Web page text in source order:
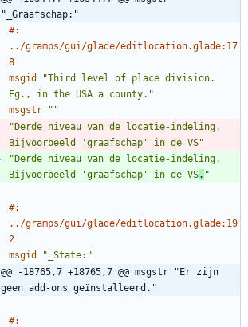
"_Graafschap:"
#:
../gramps/gui/glade/editlocation.glade:17
8
msgid
"Third level of place division.
Eg., in the USA a county."
msgstr
""
"Derde niveau van de locatie-indeling.
Bijvoorbeeld 'graafschap' in de VS"
"Derde niveau van de locatie-indeling.
Bijvoorbeeld 'graafschap' in de VS. "
#:
../gramps/gui/glade/editlocation.glade:19
2
msgid
"_State:"
@@ -18765,7 +18765,7 @@ msgstr "Er zijn
geen add-ons geïnstalleerd."
#: